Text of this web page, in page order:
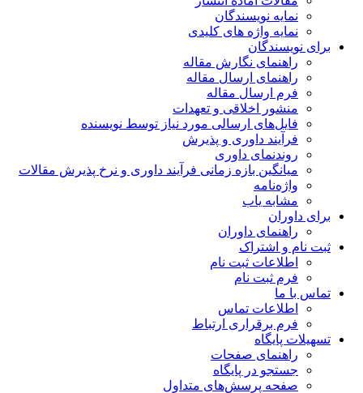
نمایه نویسندگان
نمایه واژه های کلیدی
برای نویسندگان
راهنمای نگارش مقاله
راهنمای ارسال مقاله
فرم ارسال مقاله
منشور اخلاقی و تعهدات
فایل‌های ارسالی مورد نیاز توسط نویسنده
فرآیند داوری و پذیرش
روندنمای داوری
میانگین بازه زمانی فرآیند داوری و نرخ پذیرش مقالات
واژه‌نامه
مشابه یاب
برای داوران
راهنمای داوران
ثبت نام و اشتراک
اطلاعات ثبت نام
فرم ثبت نام
تماس با ما
اطلاعات تماس
فرم برقراری ارتباط
تسهیلات پایگاه
راهنمای صفحات
جستجو در پایگاه
صفحه پرسش‌های متداول